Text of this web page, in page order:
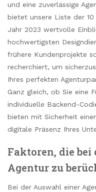
und eine zuverlässige
bietet unsere Liste der
Jahr 2023 wertvolle
hochwertigsten
frühere Kundenprojekte
recherchiert, um
Ihres perfekten
Ganz gleich, ob Sie eine
individuelle Backend-
bieten mit Sicherheit
digitale Präsenz Ihres
Faktoren, die
Agentur zu
Bei der Auswahl einer